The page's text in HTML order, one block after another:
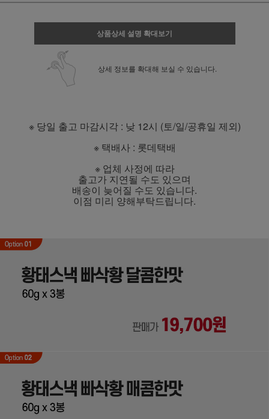
상품상세 설명 확대보기
상세 정보를 확대해 보실 수 있습니다.
※ 당일 출고 마감시각 : 낮 12시 (토/일/공휴일 제외)
※ 택배사 : 롯데택배
※ 업체 사정에 따라
출고가 지연될 수도 있으며
배송이 늦어질 수도 있습니다.
이점 미리 양해부탁드립니다.